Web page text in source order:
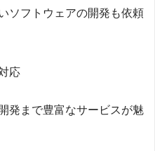
ソフトウェアの開発も依頼
応
発まで豊富なサービスが魅